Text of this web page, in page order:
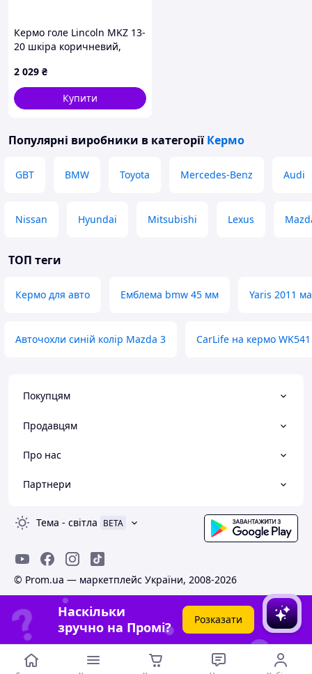
Кермо голе Lincoln MKZ 13-
20 шкіра коричневий,
подряпини FP5Z3600TB
2 029 ₴
Купити
Популярні виробники в категорії Кермо
GBT BMW Toyota Mercedes-Benz Audi
Nissan Hyundai Mitsubishi Lexus
ТОП теги
Кермо для авто Емблема bmw 45 мм Yaris 2011
Авточохли синій колір Mazda 3 CarLife на кермо WK541
Покупцям
Продавцям
Про нас
Партнери
Тема - світла BETA
© Prom.ua — маркетплейс України, 2008-2026
Наскільки
зручно на Промі?
Розказати